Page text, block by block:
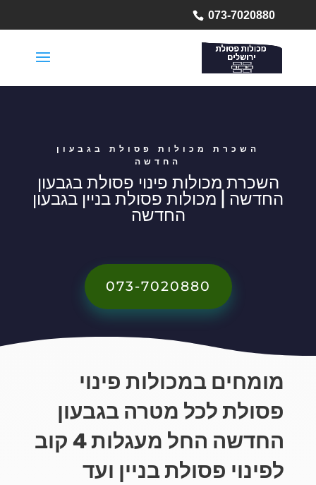
073-7020880
השכרת מכולות פסולת בגבעון
החדשה
השכרת מכולות פינוי פסולת בגבעון
החדשה | מכולות פסולת בניין בגבעון
החדשה
073-7020880
מומחים במכולות פינוי
פסולת לכל מטרה בגבעון
החדשה החל מעגלות 4 קוב
לפינוי פסולת בניין ועד